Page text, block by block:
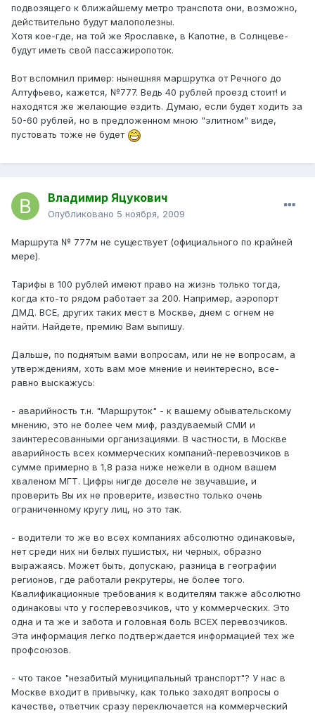
подвозящего к ближайшему метро транспота они, возможно,
действительно будут малополезны.
Хотя кое-где, на той же Ярославке, в Капотне, в Солнцеве-
будут иметь свой пассажиропоток.
Вот вспомнил пример: нынешняя маршрутка от Речного до
Алтуфьево, кажется, №777. Ведь 40 рублей проезд стоит! и
находятся же желающие ездить. Думаю, если будет ходить за
50-60 рублей, но в предложенном мною "элитном" виде,
пустовать тоже не будет
Владимир Яцукович
Опубликовано 5 ноября, 2009
Маршрута № 777м не существует (официального по крайней
мере).
Тарифы в 100 рублей имеют право на жизнь только тогда,
когда кто-то рядом работает за 200. Например, аэропорт
ДМД. ВСЕ, других таких мест в Москве, днем с огнем не
найти. Найдете, премию Вам выпишу.
Дальше, по поднятым вами вопросам, или не не вопросам, а
утверждениям, хоть вам мое мнение и неинтересно, все-
равно выскажусь:
- аварийность т.н. "Маршруток" - к вашему обывательскому
мнению, это не более чем миф, раздуваемый СМИ и
заинтересованными организациями. В частности, в Москве
аварийность всех коммерческих компаний-перевозчиков в
сумме примерно в 1,8 раза ниже нежели в одном вашем
хваленом МГТ. Цифры нигде доселе не звучавшие, и
проверить Вы их не проверите, известно только очень
ограниченному кругу лиц, но это так.
- водители то же во всех компаниях абсолютно одинаковые,
нет среди них ни белых пушистых, ни черных, образно
выражаясь. Может быть, допускаю, разница в географии
регионов, где работали рекрутеры, не более того.
Квалификационные требования к водителям также абсолютно
одинаковы что у госперевозчиков, что у коммерческих. Это
одна и та же и забота и головная боль ВСЕХ перевозчиков.
Эта информация легко подтверждается информацией тех же
профсоюзов.
- что такое "незабитый муниципальный транспорт"? У нас в
Москве входит в привычку, как только заходят вопросы о
качестве, ответчик сразу переключается на коммерческий